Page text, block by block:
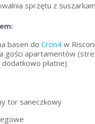
sprzętu z
basen do Cron4 w
gości apartamentów
dodatkowo płatne)
tor saneczkowy